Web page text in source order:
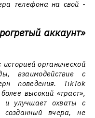
телефона на свой -
аккаунт»
органической
взаимодействие с
поведения. TikTok
высокий «траст»,
и улучшает охваты с
созданный вчера, не